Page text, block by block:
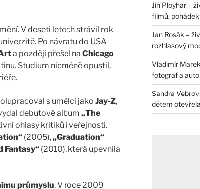
V deseti letech strávil rok
Po návratu do USA
a později přešel na Chicago
Studium nicméně opustil,
s umělci jako Jay-Z,
debutové album „The
ohlasy kritiků i veřejnosti.
(2005),„Graduation“
Fantasy“ (2010), která upevnila
průmyslu. V roce 2009
Jiří Ployhar –
filmů, pohádek
Jan Rosák –
rozhlasový
Vladimír
fotograf a
Sandra
dětem